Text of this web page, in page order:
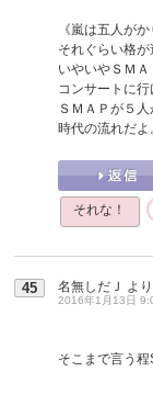
《嵐は五人が
それぐらい格が
いやいやＳＭＡ
コンサートに行
ＳＭＡＰが５
時代の流れだよ
それな！
45 名無しだＪ より
2016年1月13日
そこまで言う程